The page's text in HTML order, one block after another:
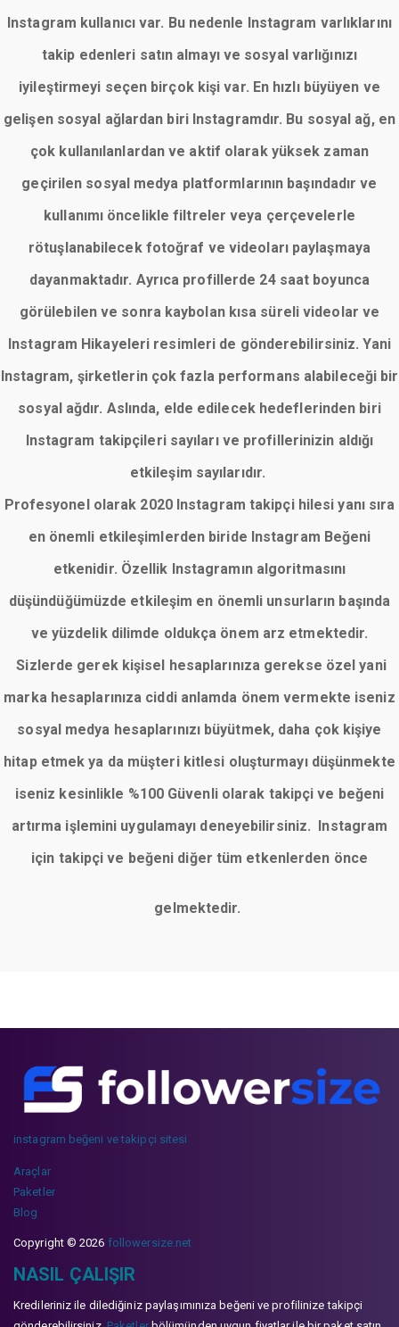
Instagram kullanıcı var. Bu nedenle Instagram varlıklarını
takip edenleri satın almayı ve sosyal varlığınızı
iyileştirmeyi seçen birçok kişi var. En hızlı büyüyen ve
gelişen sosyal ağlardan biri Instagramdır. Bu sosyal ağ, en
çok kullanılanlardan ve aktif olarak yüksek zaman
geçirilen sosyal medya platformlarının başındadır ve
kullanımı öncelikle filtreler veya çerçevelerle
rötuşlanabilecek fotoğraf ve videoları paylaşmaya
dayanmaktadır. Ayrıca profillerde 24 saat boyunca
görülebilen ve sonra kaybolan kısa süreli videolar ve
Instagram Hikayeleri resimleri de gönderebilirsiniz. Yani
Instagram, şirketlerin çok fazla performans alabileceği bir
sosyal ağdır. Aslında, elde edilecek hedeflerinden biri
Instagram takipçileri sayıları ve profillerinizin aldığı
etkileşim sayılarıdır.
Profesyonel olarak 2020 Instagram takipçi hilesi yanı sıra
en önemli etkileşimlerden biride Instagram Beğeni
etkenidir. Özellik Instagramın algoritmasını
düşündüğümüzde etkileşim en önemli unsurların başında
ve yüzdelik dilimde oldukça önem arz etmektedir.
Sizlerde gerek kişisel hesaplarınıza gerekse özel yani
marka hesaplarınıza ciddi anlamda önem vermekte iseniz
sosyal medya hesaplarınızı büyütmek, daha çok kişiye
hitap etmek ya da müşteri kitlesi oluşturmayı düşünmekte
iseniz kesinlikle %100 Güvenli olarak takipçi ve beğeni
artırma işlemini uygulamayı deneyebilirsiniz. Instagram
için takipçi ve beğeni diğer tüm etkenlerden önce
gelmektedir.
instagram beğeni ve takipçi sitesi
Araçlar
Paketler
Blog
Copyright © 2026 followersize.net
NASIL ÇALIŞIR
Kredileriniz ile dilediğiniz paylaşımınıza beğeni ve profilinize takipçi